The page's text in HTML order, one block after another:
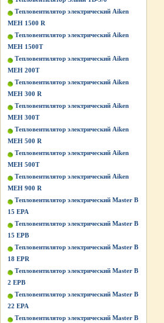
Тепловентилятор электрический Aiken
MEH 1500 R
Тепловентилятор электрический Aiken
MEH 1500T
Тепловентилятор электрический Aiken
MEH 200T
Тепловентилятор электрический Aiken
MEH 300 R
Тепловентилятор электрический Aiken
MEH 300T
Тепловентилятор электрический Aiken
MEH 500 R
Тепловентилятор электрический Aiken
MEH 500T
Тепловентилятор электрический Aiken
MEH 900 R
Тепловентилятор электрический Master B
15 EPA
Тепловентилятор электрический Master B
15 EPB
Тепловентилятор электрический Master B
18 EPR
Тепловентилятор электрический Master B
2 EPB
Тепловентилятор электрический Master B
22 EPA
Тепловентилятор электрический Master B